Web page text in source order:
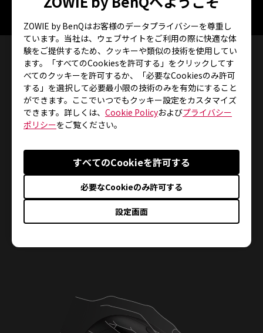
ZOWIE by BenQはお客様のデータプライバシーを尊重し
ています。当社は、ウェブサイトをご利用の際に快適な体
験をご提供するため、クッキーや類似の技術を使用してい
ます。「すべてのCookiesを許可する」をクリックしてす
べてのクッキーを許可するか、「必要なCookiesのみ許可
する」を選択して必要最小限の技術のみを有効にすること
ができます。ここでいつでもクッキー設定をカスタマイズ
できます。詳しくは、 Cookie Policyおよびプライバシー
ポリシーをご覧ください。
設定画面
必要なCookieのみ許可する
すべてのCookieを許可する
整可能なUSBのレポート
持ち方
マウスを持ち上げやすいように側面が凹状になってい